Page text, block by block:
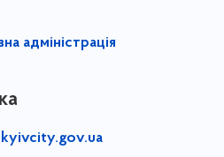
адміністрація